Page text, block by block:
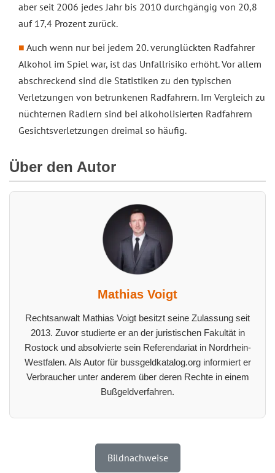
aber seit 2006 jedes Jahr bis 2010 durchgängig von 20,8
auf 17,4 Prozent zurück.
Auch wenn nur bei jedem 20. verunglückten Radfahrer
Alkohol im Spiel war, ist das Unfallrisiko erhöht. Vor allem
abschreckend sind die Statistiken zu den typischen
Verletzungen von betrunkenen Radfahrern. Im Vergleich zu
nüchternen Radlern sind bei alkoholisierten Radfahrern
Gesichtsverletzungen dreimal so häufig.
Über den Autor
Mathias Voigt
Rechtsanwalt Mathias Voigt besitzt seine Zulassung seit
2013. Zuvor studierte er an der juristischen Fakultät in
Rostock und absolvierte sein Referendariat in Nordrhein-
Westfalen. Als Autor für bussgeldkatalog.org informiert er
Verbraucher unter anderem über deren Rechte in einem
Bußgeldverfahren.
Bildnachweise